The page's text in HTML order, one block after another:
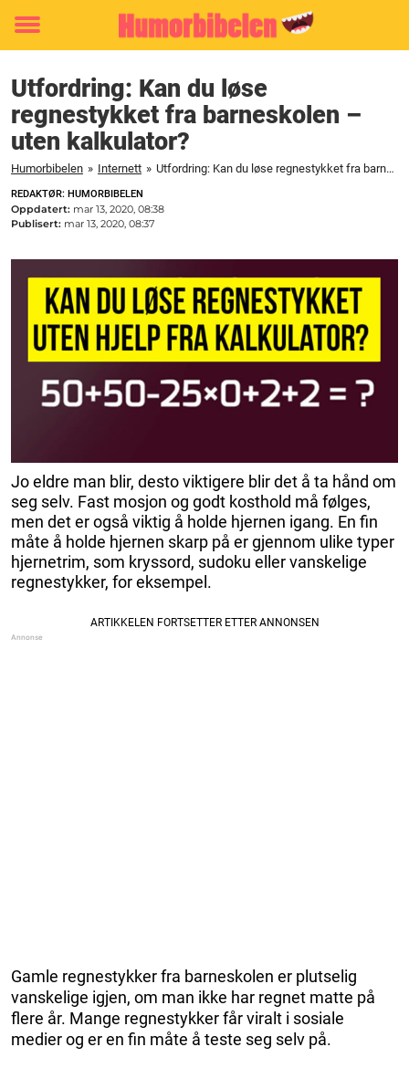
Toggle
Utfordring: Kan du løse
regnestykket fra barneskolen –
uten kalkulator?
Humorbibelen » Internett » Utfordring: Kan du løse regnestykket fra barneskolen - uten kalkulator?
REDAKTØR: HUMORBIBELEN
Oppdatert: mar 13, 2020, 08:38
Publisert: mar 13, 2020, 08:37
Jo eldre man blir, desto viktigere blir det å ta hånd om
seg selv. Fast mosjon og godt kosthold må følges,
men det er også viktig å holde hjernen igang. En fin
måte å holde hjernen skarp på er gjennom ulike typer
hjernetrim, som kryssord, sudoku eller vanskelige
regnestykker, for eksempel.
Gamle regnestykker fra barneskolen er plutselig
vanskelige igjen, om man ikke har regnet matte på
flere år. Mange regnestykker får viralt i sosiale
medier og er en fin måte å teste seg selv på.